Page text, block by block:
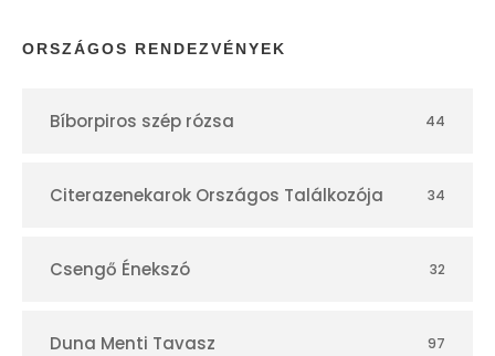
p
r
ORSZÁGOS RENDEZVÉNYEK
Bíborpiros szép rózsa 44
Citerazenekarok Országos Találkozója 34
Csengő Énekszó 32
Duna Menti Tavasz 97